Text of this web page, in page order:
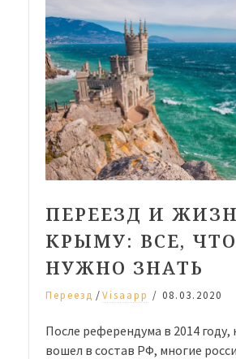
ПЕРЕЕЗД И
КРЫМУ: ВСЕ, ЧТО
НУЖНО ЗНАТЬ
Переезд /Visaapp / 08.03.2020
После референдума в 2014 году,
вошел в состав РФ, многие